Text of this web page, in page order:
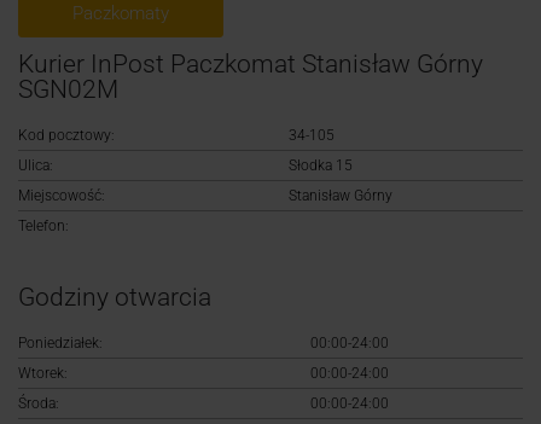
Rejestracja
Paczkomaty
Kurier InPost Paczkomat Stanisław Górny
SGN02M
Kod pocztowy:
34-105
Ulica:
Słodka 15
Miejscowość:
Stanisław Górny
Telefon:
Godziny otwarcia
Poniedziałek:
00:00-24:00
Wtorek:
00:00-24:00
Środa:
00:00-24:00